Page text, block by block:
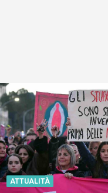
ATTUALITÀ